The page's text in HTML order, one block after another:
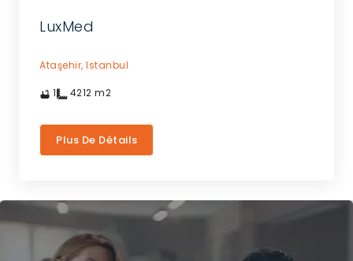
LuxMed
Ataşehir, Istanbul
1 4212 m2
Plus De Détails